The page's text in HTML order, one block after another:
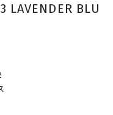
LAVENDER BLU